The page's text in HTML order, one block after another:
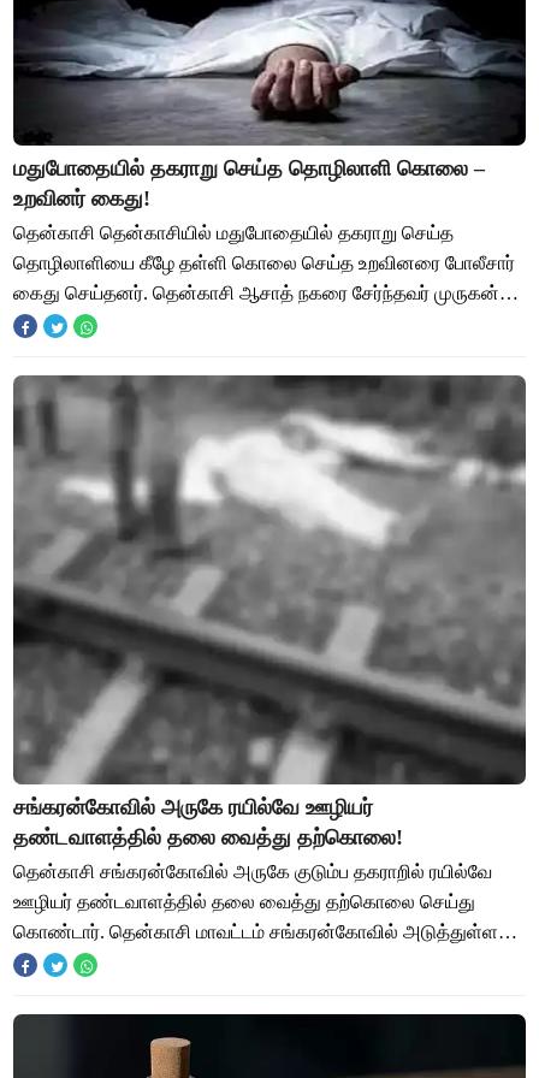
மதுபோதையில் தகராறு செய்த தொழிலாளி கொலை –
உறவினர் கைது!
தென்காசி தென்காசியில் மதுபோதையில் தகராறு செய்த
தொழிலாளியை கீழே தள்ளி கொலை செய்த உறவினரை போலீசார்
கைது செய்தனர். தென்காசி ஆசாத் நகரை சேர்ந்தவர் முருகன்
(51). கூலி தொழிலாளி. தென்காசி பாறையடி 2-வது தெரு
சங்கரன்கோவில் அருகே ரயில்வே ஊழியர்
தண்டவாளத்தில் தலை வைத்து தற்கொலை!
தென்காசி சங்கரன்கோவில் அருகே குடும்ப தகராறில் ரயில்வே
ஊழியர் தண்டவாளத்தில் தலை வைத்து தற்கொலை செய்து
கொண்டார். தென்காசி மாவட்டம் சங்கரன்கோவில் அடுத்துள்ள
வாழவந்தாள்புரம் பகுதியை சேர்ந்தவர் சந்திரன்.